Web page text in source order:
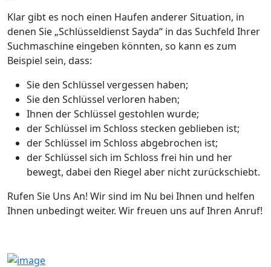
Klar gibt es noch einen Haufen anderer Situation, in
denen Sie „Schlüsseldienst Sayda“ in das Suchfeld Ihrer
Suchmaschine eingeben könnten, so kann es zum
Beispiel sein, dass:
Sie den Schlüssel vergessen haben;
Sie den Schlüssel verloren haben;
Ihnen der Schlüssel gestohlen wurde;
der Schlüssel im Schloss stecken geblieben ist;
der Schlüssel im Schloss abgebrochen ist;
der Schlüssel sich im Schloss frei hin und her
bewegt, dabei den Riegel aber nicht zurückschiebt.
Rufen Sie Uns An! Wir sind im Nu bei Ihnen und helfen
Ihnen unbedingt weiter. Wir freuen uns auf Ihren Anruf!